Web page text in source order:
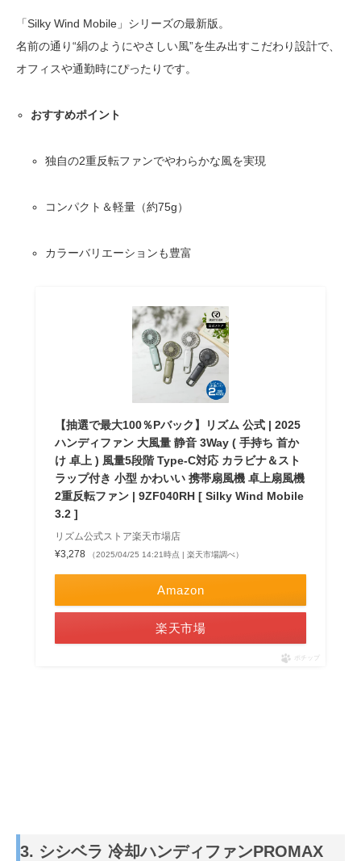
「Silky Wind Mobile」シリーズの最新版。
名前の通り“絹のようにやさしい風”を生み出すこだわり設計で、
オフィスや通勤時にぴったりです。
おすすめポイント
独自の2重反転ファンでやわらかな風を実現
コンパクト＆軽量（約75g）
カラーバリエーションも豊富
【抽選で最大100％Pバック】リズム 公式 | 2025
ハンディファン 大風量 静音 3Way ( 手持ち 首か
け 卓上 ) 風量5段階 Type-C対応 カラビナ＆スト
ラップ付き 小型 かわいい 携帯扇風機 卓上扇風機
2重反転ファン | 9ZF040RH [ Silky Wind Mobile
3.2 ]
リズム公式ストア楽天市場店
¥3,278
（2025/04/25 14:21時点 | 楽天市場調べ）
Amazon
楽天市場
ポチップ
3. シシベラ 冷却ハンディファンPROMAX